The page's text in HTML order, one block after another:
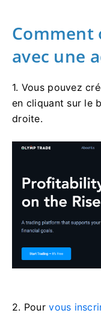
Comment
avec une
1. Vous pouvez
en cliquant sur le
droite.
2. Pourvous